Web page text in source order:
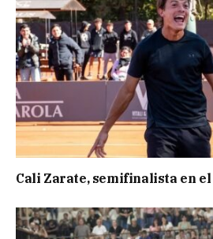
Cali Zarate, semifinalista en